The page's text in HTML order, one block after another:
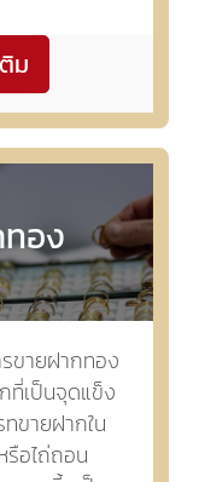
ม
อง
ขายฝากทอง
ที่เป็นจุดแข็ง
ขายฝากใน
รือไถ่ถอน